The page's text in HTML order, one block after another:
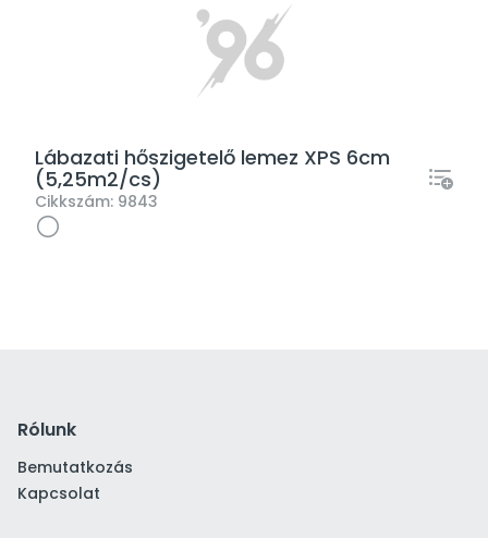
Lábazati hőszigetelő lemez XPS 6cm
(5,25m2/cs)
Cikkszám: 9843
Rólunk
Bemutatkozás
Kapcsolat